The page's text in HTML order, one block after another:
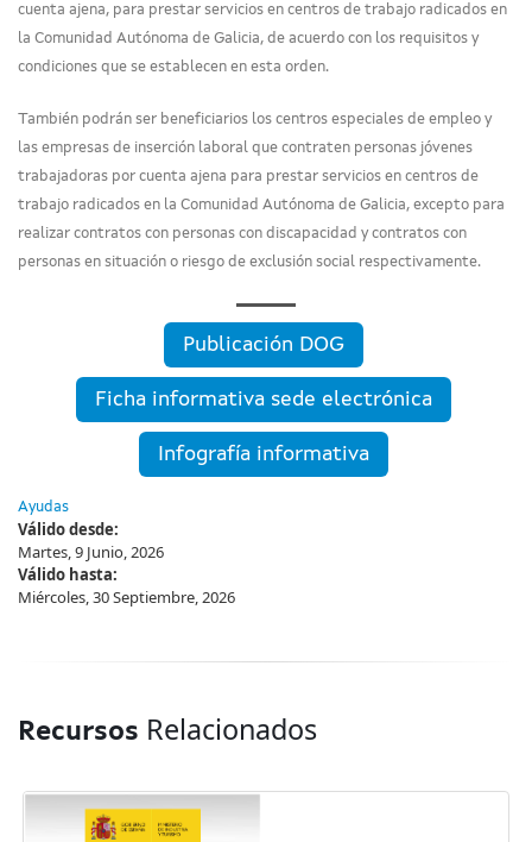
cuenta ajena, para prestar servicios en centros de trabajo radicados en
la Comunidad Autónoma de Galicia, de acuerdo con los requisitos y
condiciones que se establecen en esta orden.
También podrán ser beneficiarios los centros especiales de empleo y
las empresas de inserción laboral que contraten personas jóvenes
trabajadoras por cuenta ajena para prestar servicios en centros de
trabajo radicados en la Comunidad Autónoma de Galicia, excepto para
realizar contratos con personas con discapacidad y contratos con
personas en situación o riesgo de exclusión social respectivamente.
Publicación DOG
Ficha informativa sede electrónica
Infografía informativa
Ayudas
Válido desde:
Martes, 9 Junio, 2026
Válido hasta:
Miércoles, 30 Septiembre, 2026
Recursos Relacionados